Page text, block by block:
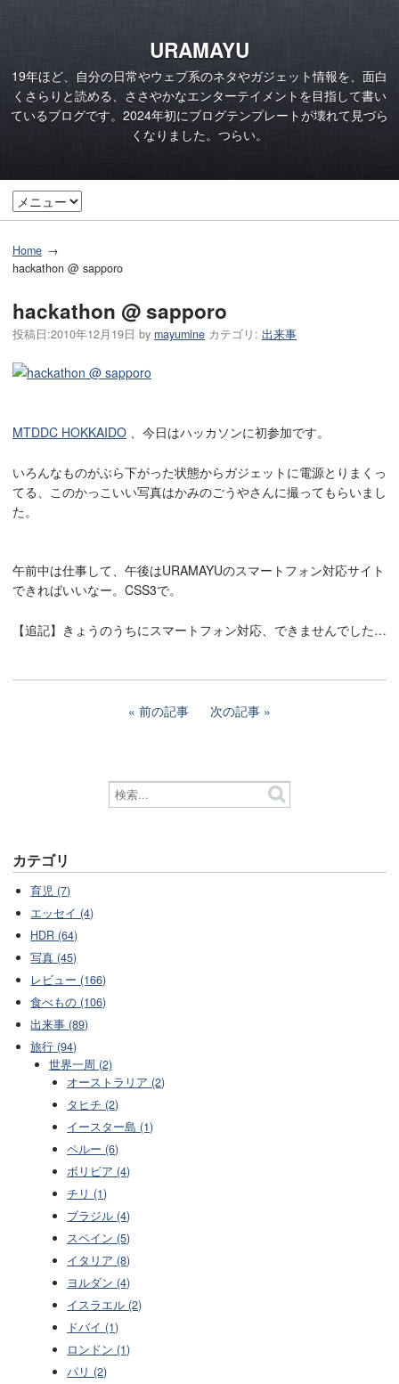
URAMAYU
19年ほど、自分の日常やウェブ系のネタやガジェット情報を、面白
くさらりと読める、ささやかなエンターテイメントを目指して書い
ているブログです。2024年初にブログテンプレートが壊れて見づら
くなりました。つらい。
Home
hackathon @ sapporo
hackathon @ sapporo
投稿日:2010年12月19日 by mayumine カテゴリ: 出来事
MTDDC HOKKAIDO 、今日はハッカソンに初参加です。
いろんなものがぶら下がった状態からガジェットに電源とりまくっ
てる、このかっこいい写真はかみのごうやさんに撮ってもらいまし
た。
午前中は仕事して、午後はURAMAYUのスマートフォン対応サイト
できればいいなー。CSS3で。
【追記】きょうのうちにスマートフォン対応、できませんでした…
前の記事 次の記事
カテゴリ
育児 (7)
エッセイ (4)
HDR (64)
写真 (45)
レビュー (166)
食べもの (106)
出来事 (89)
旅行 (94)
世界一周 (2)
オーストラリア (2)
タヒチ (2)
イースター島 (1)
ペルー (6)
ボリビア (4)
チリ (1)
ブラジル (4)
スペイン (5)
イタリア (8)
ヨルダン (4)
イスラエル (2)
ドバイ (1)
ロンドン (1)
パリ (2)